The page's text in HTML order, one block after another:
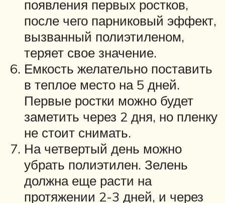
появления первых ростков,
после чего парниковый эффект,
вызванный полиэтиленом,
теряет свое значение.
Емкость желательно поставить
в теплое место на 5 дней.
Первые ростки можно будет
заметить через 2 дня, но пленку
не стоит снимать.
На четвертый день можно
убрать полиэтилен. Зелень
должна еще расти на
протяжении 2-3 дней, и через